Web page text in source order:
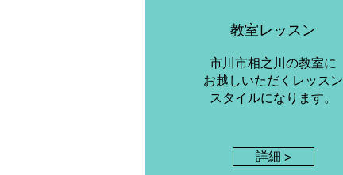
​教室レッスン
市川市相之川の教室に
お越しいただくレッスン
スタイルになります。
詳細 >